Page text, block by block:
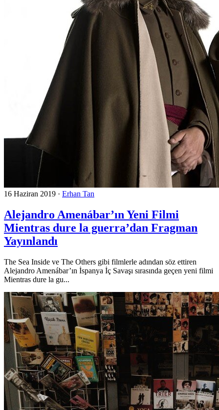
16 Haziran 2019 · Erhan Tan
Alejandro Amenábar’ın Yeni Filmi
Mientras dure la guerra’dan Fragman
Yayınlandı
The Sea Inside ve The Others gibi filmlerle adından söz ettiren
Alejandro Amenábar’ın İspanya İç Savaşı sırasında geçen yeni filmi
Mientras dure la gu...